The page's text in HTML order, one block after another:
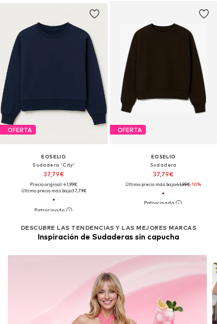
OFERTA
EOSELIO
Sudadera 'City'
37,79€
Precio original: 41,99€
Último precio más bajo:37,79€
OFERTA
EOSELIO
Sudadera
37,79€
Último precio más bajo:41,99€-10%
DESCUBRE LAS TENDENCIAS Y LAS MEJORES MARCAS
Inspiración de Sudaderas sin capucha